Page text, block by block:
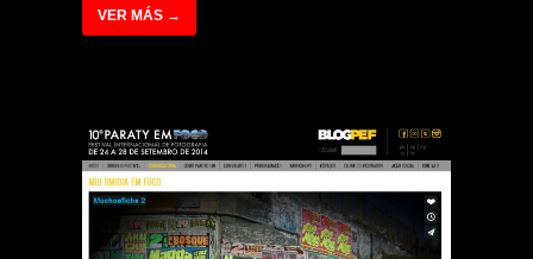
VER MÁS →